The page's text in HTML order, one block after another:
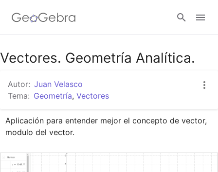
Google Classroom
GeoGebra Classroom
Abrir sesión
Vectores. Geometría Analítica.
Autor: Juan Velasco
Tema: Geometría, Vectores
Aplicación para entender mejor el concepto de vector,
modulo del vector.